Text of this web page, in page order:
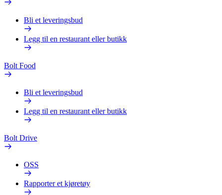
Bli et leveringsbud
Legg til en restaurant eller butikk
Bolt Food
Bli et leveringsbud
Legg til en restaurant eller butikk
Bolt Drive
OSS
Rapporter et kjøretøy